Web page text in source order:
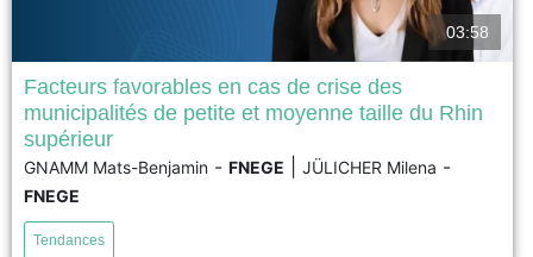
Les facteurs de résilience propres aux petites
municipalités reposent largement sur leur capacité à
mobiliser efficacement leurs ressources internes et à
tirer parti de leur connaissance approfondie du terrain.
bénéficient d'un équilibre intéressant entre les
03:58
Facteurs favorables en cas de crise des
municipalités de petite et moyenne taille du Rhin
supérieur
GNAMM Mats-Benjamin - FNEGE JÜLICHER Milena -
FNEGE
Tendances